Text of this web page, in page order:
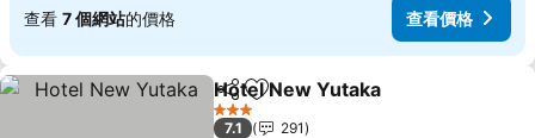
查看 7 個網站的價格 查看價格
分享 放到收藏夾
Hotel New Yutaka
3 星級
7.1
291